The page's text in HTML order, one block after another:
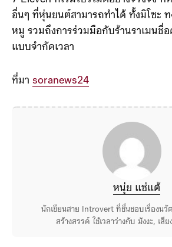
อื่นๆ ที่หุ่นยนต์สามารถทำได้ ทั้งมิโซะ
หมู รวมถึงการร่วมมือกับร้านราเมนชื่
แบบจำกัดเวลา
ที่มา soranews24
หนุ่ย แซ่แต้
นักเขียนสาย Introvert ที่ชื่นชอบเรื่องนวั
สร้างสรรค์ ใช้เวลาว่างกับ มังงะ, เสี